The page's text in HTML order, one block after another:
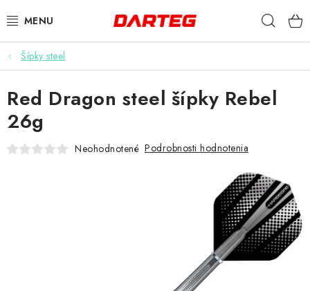
na
ŠÍPKY
TERČE
DOPLNKY K TERČU
Šípky steel
Red Dragon steel šípky Rebel
26g
Neohodnotené Podrobnosti hodnotenia